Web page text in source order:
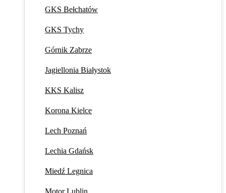
GKS Bełchatów
GKS Tychy
Górnik Zabrze
Jagiellonia Białystok
KKS Kalisz
Korona Kielce
Lech Poznań
Lechia Gdańsk
Miedź Legnica
Motor Lublin